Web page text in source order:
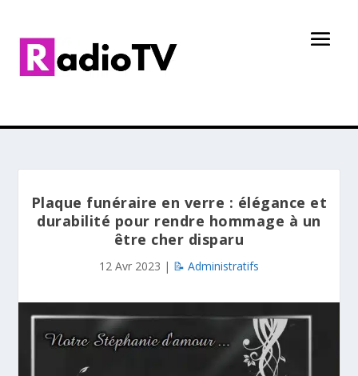
Plaque funéraire en verre : élégance et
durabilité pour rendre hommage à un
être cher disparu
12 Avr 2023 | 📝 Administratifs